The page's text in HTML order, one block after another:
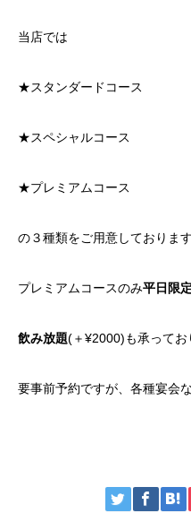
当店では
★スタンダードコース
★スペシャルコース
★プレミアムコース
の３種類をご用意しております
プレミアムコースのみ平日限定
飲み放題(＋¥2000)も承ってお
要事前予約ですが、各種宴会